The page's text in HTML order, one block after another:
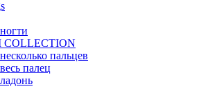
COLLECTION
пальцев
палец